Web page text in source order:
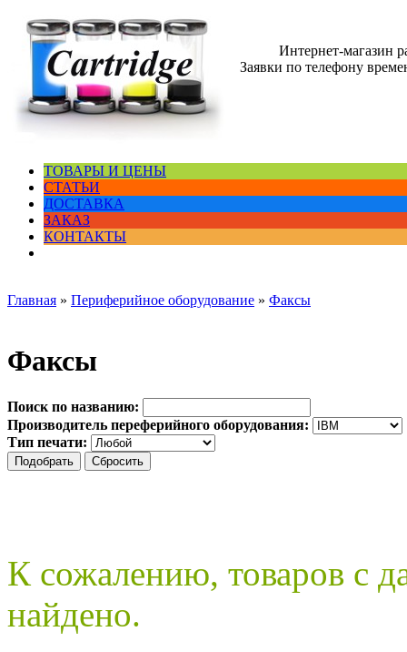
Интернет-магазин
Заявки по телефону
ТОВАРЫ И ЦЕНЫ
СТАТЬИ
ДОСТАВКА
ЗАКАЗ
КОНТАКТЫ
Главная » Периферийное оборудование » Факсы
Факсы
Поиск по названию:
Производитель переферийного оборудования:
Тип печати:
К сожалению, товаров с
найдено.